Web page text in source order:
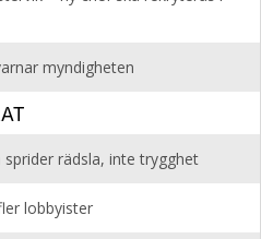
myndigheten
rädsla, inte trygghet
lobbyister